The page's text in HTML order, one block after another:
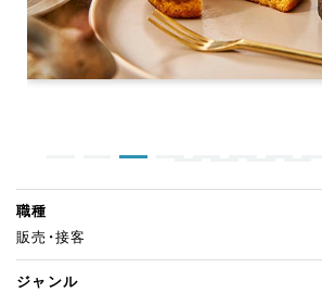
職種
販売・接客
ジャンル